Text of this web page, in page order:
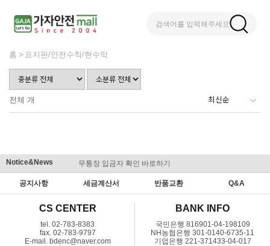
검색어를 입력해주세요
홈 표지판/안전수칙/현수막
전체 개
Notice&News 무통장 입금자 확인 바로하기
공지사항 세금계산서 반품교환 Q&A
CS CENTER
tel. 02-783-8383
fax. 02-783-9797
E-mail. bdenc@naver.com
BANK INFO
국민은행 816901-04-198109
NH농협은행 301-0140-6735-11
기업은행 221-371433-04-017